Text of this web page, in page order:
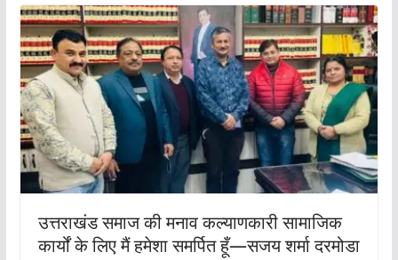
उत्तराखंड समाज की मनाव कल्याणकारी सामाजिक
कार्यों के लिए मैं हमेशा समर्पित हूँ—सजय शर्मा दरमोडा